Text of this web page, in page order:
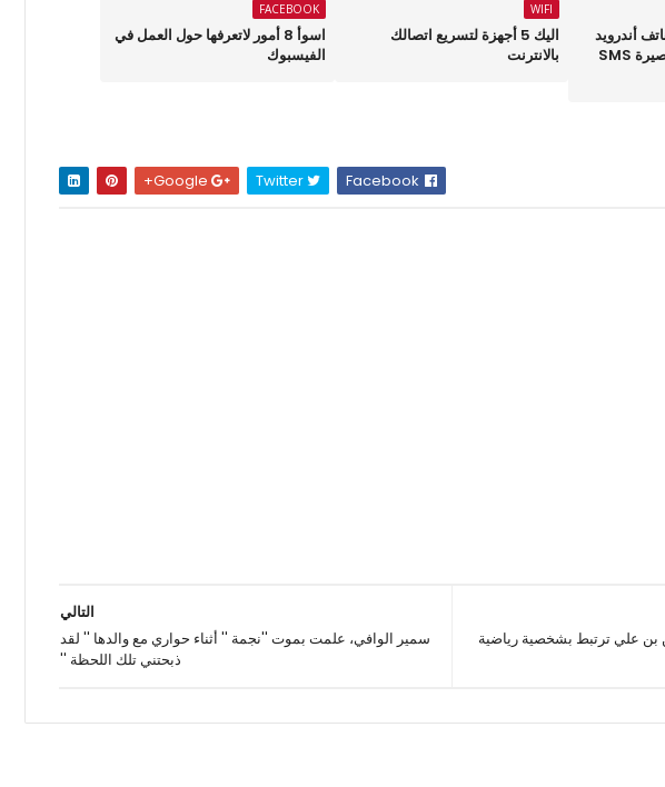
أندرويد
من أي مكان برسالة قصيرة SMS
WIFI
اليك 5 أجهزة لتسريع اتصالك
بالانترنت
FACEBOOK
اسوأ 8 أمور لاتعرفها حول العمل في
الفيسبوك
Twitter
التالي
سمير الوافي، علمت بموت ''نجمة '' أثناء حواري مع والدها '' لقد
ذبحتني تلك اللحظة ''
بن علي ترتبط بشخصية رياضية